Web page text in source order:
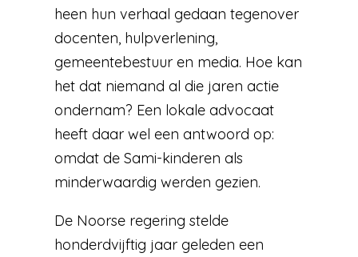
heen hun verhaal gedaan tegenover
docenten, hulpverlening,
gemeentebestuur en media. Hoe kan
het dat niemand al die jaren actie
ondernam? Een lokale advocaat
heeft daar wel een antwoord op:
omdat de Sami-kinderen als
minderwaardig werden gezien.
De Noorse regering stelde
honderdvijftig jaar geleden een